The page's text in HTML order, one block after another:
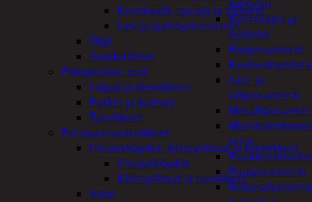
katkaisu
Kierretapit ja
työkalut
Kiviporanterät
Kuviosahanterä
Lasi- ja
tiiliporanterät
terät
Puuporanterät
Kemikaalit, sprayt ja silikonit
Lasi ja jäähdytinnesteet
Öljyt
Suodattimet
Pakoputken osat
Laipat ja kiinnikkeet
Putket ja kulmat
Tarvikkeet
Perävaunutarvikkeet
Hinausköydet, kiristysliinat ja kiinnikkeet
Hinausköydet
Kiristysliinat ja tarvikkeet
Valot